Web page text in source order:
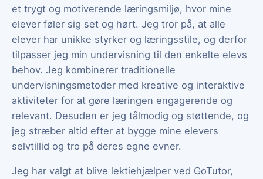
et trygt og motiverende læringsmiljø, hvor mine
elever føler sig set og hørt. Jeg tror på, at alle
elever har unikke styrker og læringsstile, og derfor
tilpasser jeg min undervisning til den enkelte elevs
behov. Jeg kombinerer traditionelle
undervisningsmetoder med kreative og interaktive
aktiviteter for at gøre læringen engagerende og
relevant. Desuden er jeg tålmodig og støttende, og
jeg stræber altid efter at bygge mine elevers
selvtillid og tro på deres egne evner.
Jeg har valgt at blive lektiehjælper ved GoTutor,